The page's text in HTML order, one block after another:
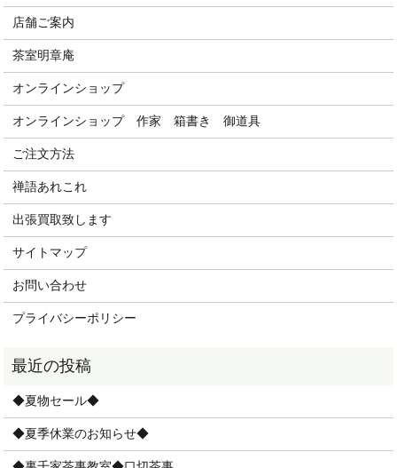
店舗ご案内
茶室明章庵
オンラインショップ
オンラインショップ 作家 箱書き 御道具
ご注文方法
禅語あれこれ
出張買取致します
サイトマップ
お問い合わせ
プライバシーポリシー
◆夏物セール◆
◆夏季休業のお知らせ◆